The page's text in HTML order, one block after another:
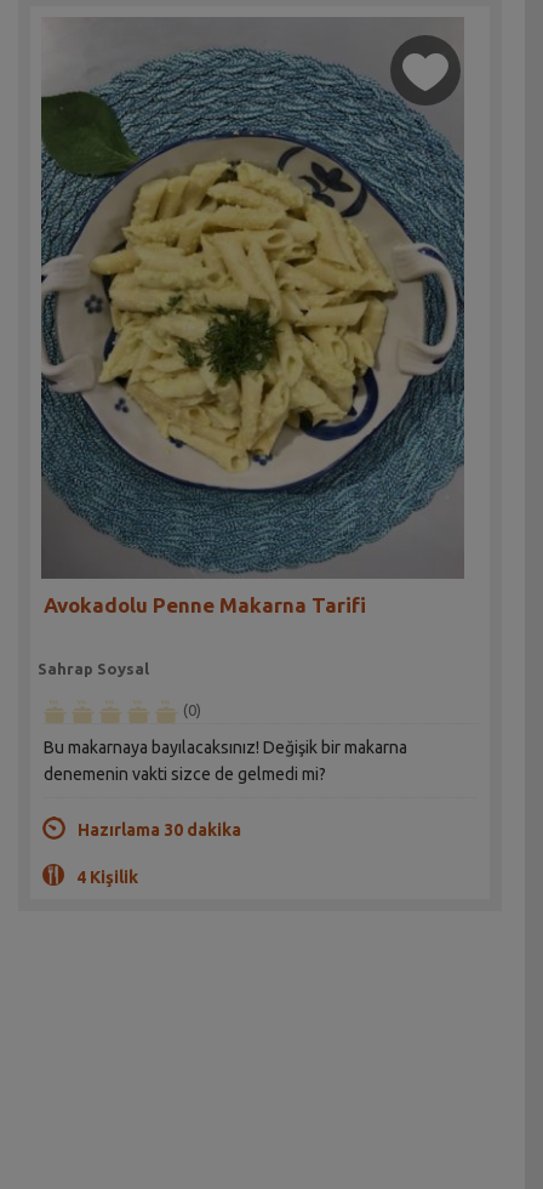
Avokadolu Penne Makarna Tarifi
Sahrap Soysal
(0)
Bu makarnaya bayılacaksınız! Değişik bir makarna
denemenin vakti sizce de gelmedi mi?
Hazırlama 30 dakika
4 Kişilik